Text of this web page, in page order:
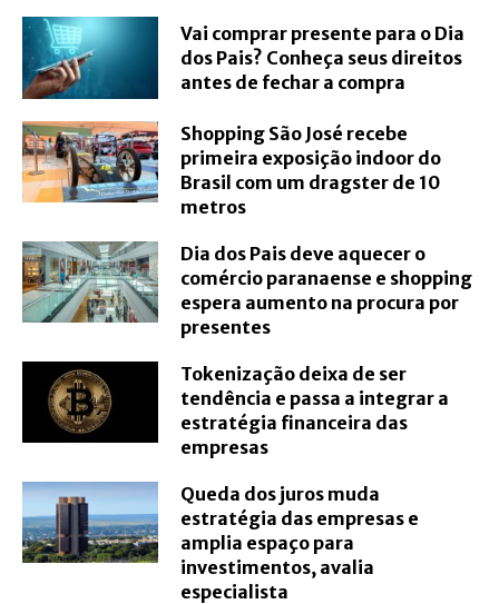
Vai comprar presente para o Dia
dos Pais? Conheça seus direitos
antes de fechar a compra
Shopping São José recebe
primeira exposição indoor do
Brasil com um dragster de 10
metros
Dia dos Pais deve aquecer o
comércio paranaense e shopping
espera aumento na procura por
presentes
Tokenização deixa de ser
tendência e passa a integrar a
estratégia financeira das
empresas
Queda dos juros muda
estratégia das empresas e
amplia espaço para
investimentos, avalia
especialista